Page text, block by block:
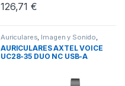
126,71€
Auriculares, Imagen y Sonido,
Sonido PC
AURICULARES AXTEL VOICE
UC28-35 DUO NC USB-A